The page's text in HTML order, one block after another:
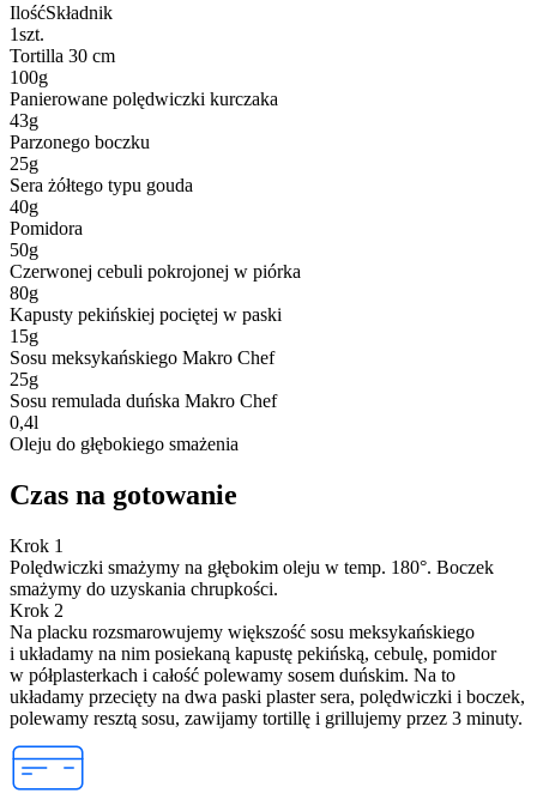
IlośćSkładnik
1szt.
Tortilla 30 cm
100g
Panierowane polędwiczki kurczaka
43g
Parzonego boczku
25g
Sera żółtego typu gouda
40g
Pomidora
50g
Czerwonej cebuli pokrojonej w piórka
80g
Kapusty pekińskiej pociętej w paski
15g
Sosu meksykańskiego Makro Chef
25g
Sosu remulada duńska Makro Chef
0,4l
Oleju do głębokiego smażenia
Czas na gotowanie
Krok 1
Polędwiczki smażymy na głębokim oleju w temp. 180°. Boczek
smażymy do uzyskania chrupkości.
Krok 2
Na placku rozsmarowujemy większość sosu meksykańskiego
i układamy na nim posiekaną kapustę pekińską, cebulę, pomidor
w półplasterkach i całość polewamy sosem duńskim. Na to
układamy przecięty na dwa paski plaster sera, polędwiczki i boczek,
polewamy resztą sosu, zawijamy tortillę i grillujemy przez 3 minuty.